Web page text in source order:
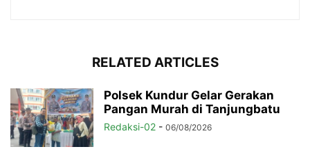
RELATED ARTICLES
Polsek Kundur Gelar Gerakan
Pangan Murah di Tanjungbatu
Redaksi-02 - 06/08/2026